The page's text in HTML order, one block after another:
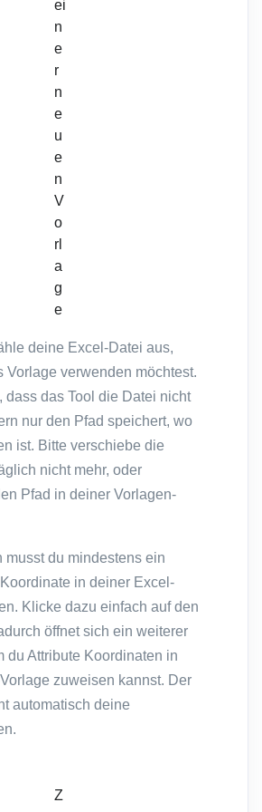
ei
n
e
r
n
e
u
e
n
V
o
rl
a
g
e
deine Excel-Datei aus,
Vorlage verwenden möchtest.
dass das Tool die Datei nicht
nur den Pfad speichert, wo
ist. Bitte verschiebe die
nicht mehr, oder
Pfad in deiner Vorlagen-
musst du mindestens ein
in deiner Excel-
Klicke dazu einfach auf den
öffnet sich ein weiterer
du Attribute Koordinaten in
zuweisen kannst. Der
automatisch deine
Z